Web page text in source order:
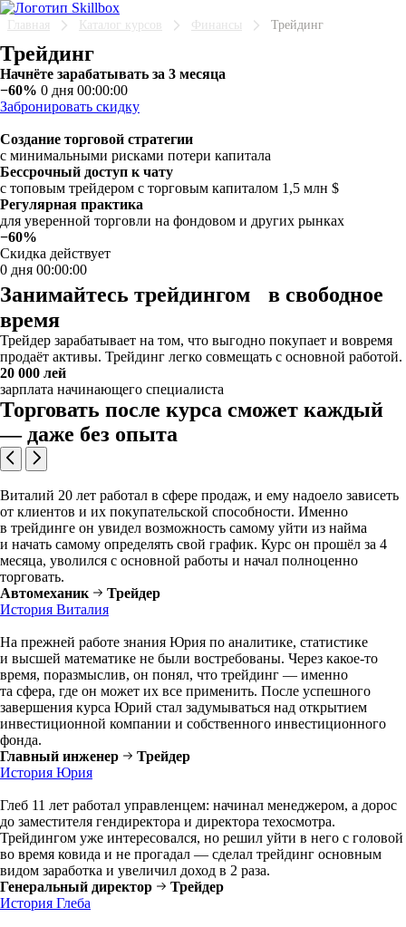
Главная Каталог курсов Финансы Трейдинг
Трейдинг
Начнёте зарабатывать за 3 месяца
−60% 0 дня 00:00:00
Забронировать скидку
Создание торговой стратегии
с минимальными рисками потери капитала
Бессрочный доступ к чату
с топовым трейдером с торговым капиталом 1,5 млн $
Регулярная практика
для уверенной торговли на фондовом и других рынках
−60%
Скидка действует
0 дня 00:00:00
Занимайтесь трейдингом в свободное
время
Трейдер зарабатывает на том, что выгодно покупает и вовремя
продаёт активы. Трейдинг легко совмещать с основной работой.
20 000 лей
зарплата начинающего специалиста
Торговать после курса сможет каждый
— даже без опыта
Виталий 20 лет работал в сфере продаж, и ему надоело зависеть
от клиентов и их покупательской способности. Именно
в трейдинге он увидел возможность самому уйти из найма
и начать самому определять свой график. Курс он прошёл за 4
месяца, уволился с основной работы и начал полноценно
торговать.
Автомеханик
Трейдер
История Виталия
На прежней работе знания Юрия по аналитике, статистике
и высшей математике не были востребованы. Через какое-то
время, поразмыслив, он понял, что трейдинг — именно
та сфера, где он может их все применить. После успешного
завершения курса Юрий стал задумываться над открытием
инвестиционной компании и собственного инвестиционного
фонда.
Главный инженер
Трейдер
История Юрия
Глеб 11 лет работал управленцем: начинал менеджером, а дорос
до заместителя гендиректора и директора техосмотра.
Трейдингом уже интересовался, но решил уйти в него с головой
во время ковида и не прогадал — сделал трейдинг основным
видом заработка и увеличил доход в 2 раза.
Генеральный директор
Трейдер
История Глеба